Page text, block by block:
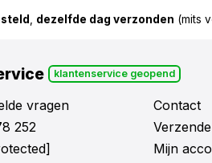
dezelfde dag verzonden (mits
klantenservice geopend
vragen
252
Contact
Mijn